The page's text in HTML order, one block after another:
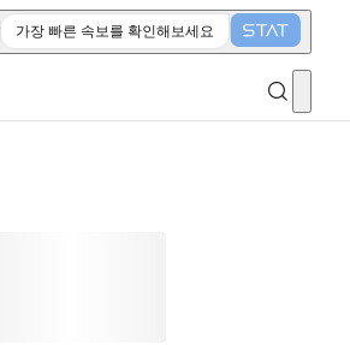
가장 빠른 속보를 확인해보세요